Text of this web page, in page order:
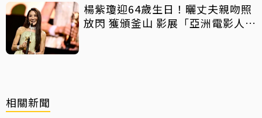
楊紫瓊迎64歲生日！曬丈夫親吻照
放閃 獲頒釜山 影展「亞洲電影人
相關新聞